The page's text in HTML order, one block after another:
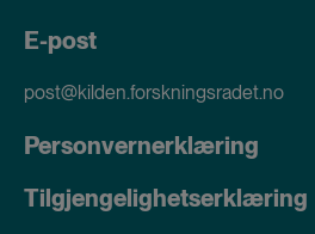
E-post
post@kilden.forskningsradet.no
Personvernerklæring
Tilgjengelighetserklæring